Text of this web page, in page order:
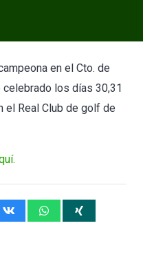
en el Cto. de
celebrado los días 30,31
el Real Club de golf de